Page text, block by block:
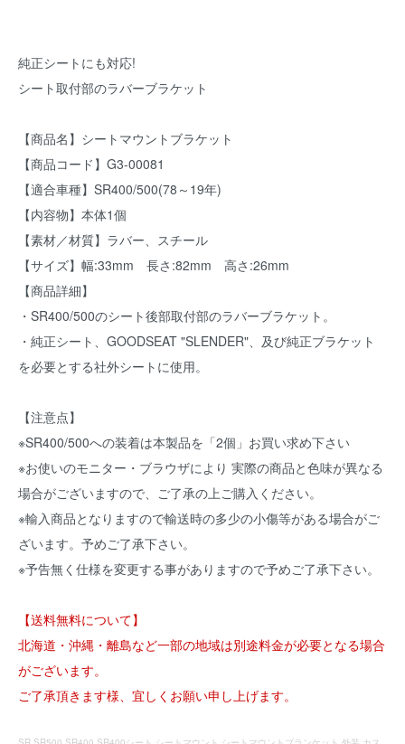
純正シートにも対応!
シート取付部のラバーブラケット
【商品名】シートマウントブラケット
【商品コード】G3-00081
【適合車種】SR400/500(78～19年)
【内容物】本体1個
【素材／材質】ラバー、スチール
【サイズ】幅:33mm 長さ:82mm 高さ:26mm
【商品詳細】
・SR400/500のシート後部取付部のラバーブラケット。
・純正シート、GOODSEAT "SLENDER"、及び純正ブラケット
を必要とする社外シートに使用。
【注意点】
※SR400/500への装着は本製品を「2個」お買い求め下さい
※お使いのモニター・ブラウザにより 実際の商品と色味が異なる
場合がございますので、ご了承の上ご購入ください。
※輸入商品となりますので輸送時の多少の小傷等がある場合がご
ざいます。予めご了承下さい。
※予告無く仕様を変更する事がありますので予めご了承下さい。
【送料無料について】
北海道・沖縄・離島など一部の地域は別途料金が必要となる場合
がございます。
ご了承頂きます様、宜しくお願い申し上げます。